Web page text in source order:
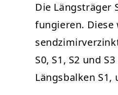
Die Längsträger
fungieren. Diese
S0, S1, S2 und
Längsbalken